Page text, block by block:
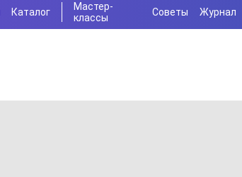
Каталог
Мастер-
классы
Советы Журнал